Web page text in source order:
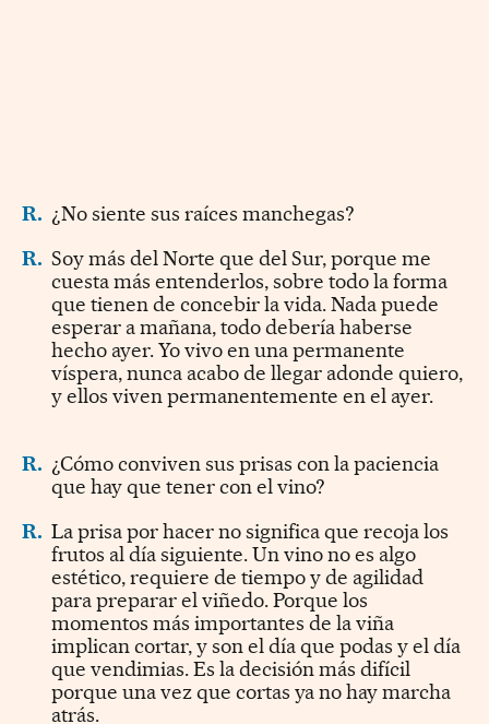
R. ¿No siente sus raíces manchegas?
R. Soy más del Norte que del Sur, porque me
cuesta más entenderlos, sobre todo la forma
que tienen de concebir la vida. Nada puede
esperar a mañana, todo debería haberse
hecho ayer. Yo vivo en una permanente
víspera, nunca acabo de llegar adonde quiero,
y ellos viven permanentemente en el ayer.
R. ¿Cómo conviven sus prisas con la paciencia
que hay que tener con el vino?
R. La prisa por hacer no significa que recoja los
frutos al día siguiente. Un vino no es algo
estético, requiere de tiempo y de agilidad
para preparar el viñedo. Porque los
momentos más importantes de la viña
implican cortar, y son el día que podas y el día
que vendimias. Es la decisión más difícil
porque una vez que cortas ya no hay marcha
atrás.